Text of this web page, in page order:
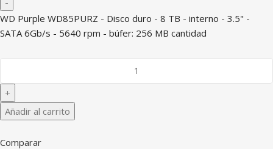
WD Purple WD85PURZ - Disco duro - 8 TB - interno - 3.5" -
SATA 6Gb/s - 5640 rpm - búfer: 256 MB cantidad
Añadir al carrito
Comparar